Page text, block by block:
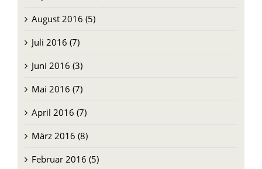
August 2016 (5)
Juli 2016 (7)
Juni 2016 (3)
Mai 2016 (7)
April 2016 (7)
März 2016 (8)
Februar 2016 (5)